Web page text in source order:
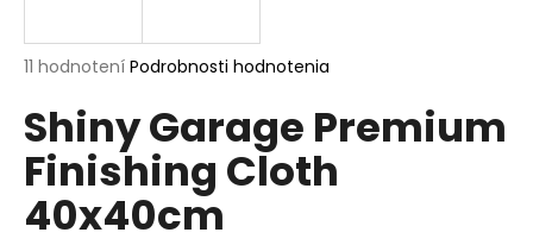
Priemerné
produktu
je
5,0
hviezdičiek.
11 hodnotení Podrobnosti hodnotenia
Shiny Garage Premium
Finishing Cloth
40x40cm
j
ť
?